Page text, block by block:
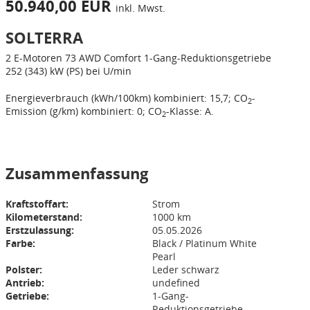
50.940,00 EUR inkl. Mwst.
SOLTERRA
2 E-Motoren 73 AWD Comfort 1-Gang-Reduktionsgetriebe
252 (343) kW (PS) bei U/min
Energieverbrauch (kWh/100km) kombiniert: 15,7; CO2-
Emission (g/km) kombiniert: 0; CO2-Klasse: A.
Zusammenfassung
Kraftstoffart:
Strom
Kilometerstand:
1000 km
Erstzulassung:
05.05.2026
Farbe:
Black / Platinum White
Pearl
Polster:
Leder schwarz
Antrieb:
undefined
Getriebe:
1-Gang-